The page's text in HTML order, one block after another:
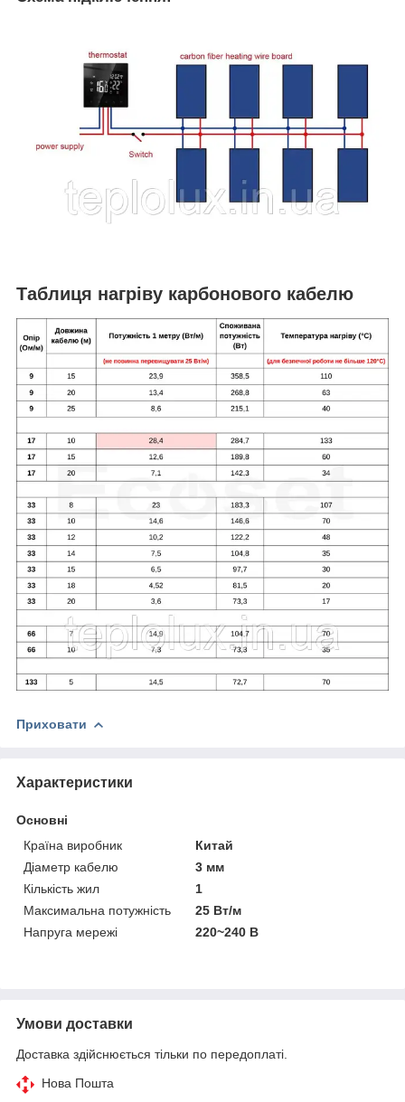
Таблиця нагріву карбонового кабелю
Приховати
Характеристики
Основні
Країна виробник
Китай
Діаметр кабелю
3 мм
Кількість жил
1
Максимальна потужність
25 Вт/м
Напруга мережі
220~240 В
Умови доставки
Доставка здійснюється тільки по передоплаті.
Нова Пошта